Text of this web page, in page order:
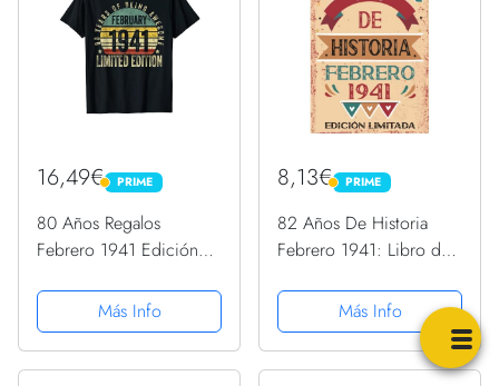
16,49€ PRIME
PRIME
80 Años Regalos
Febrero 1941 Edición
Más Info
8,13€ PRIME
PRIME
82 Años De Historia
Febrero 1941: Libro de
páginas de
felicitaciones, idea de
regalo, regalo Para la
Más Info